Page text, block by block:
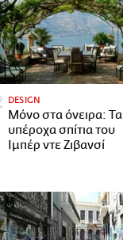
DESIGN
Μόνο στα όνειρα: Τα
υπέροχα σπίτια του
Ιμπέρ ντε Ζιβανσί